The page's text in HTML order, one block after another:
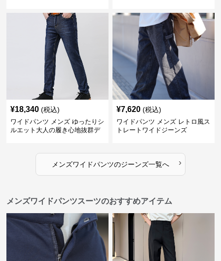
¥18,340 (税込)
ワイドパンツ メンズ ゆったりシ
ルエット大人の履き心地抜群デ
¥7,620 (税込)
ワイドパンツ メンズ レトロ風ス
トレートワイドジーンズ
メンズワイドパンツのジーンズ一覧へ ›
メンズワイドパンツスーツのおすすめアイテム